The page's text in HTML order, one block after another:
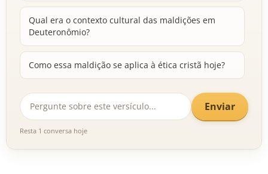
Qual era o contexto cultural das maldições em
Deuteronômio?
Como essa maldição se aplica à ética cristã hoje?
Enviar
Resta 1 conversa hoje